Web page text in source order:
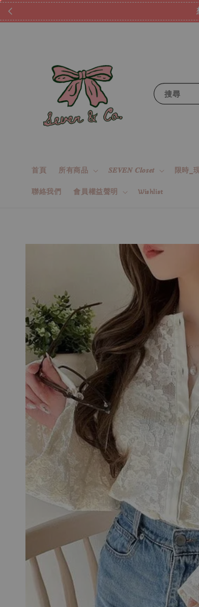
搜尋
首頁 所有商品 𝑺𝑬𝑽𝑬𝑵 𝑪𝒍𝒐𝒔𝒆𝒕 限時_
聯絡我們 會員權益聲明 Wishlist